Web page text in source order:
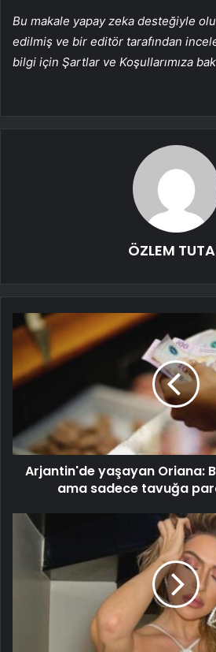
Bu makale yapay zeka desteğiyle
edilmiş ve bir editör tarafından
bilgi için Şartlar ve Koşullarımıza
ÖZLEM
Arjantin'de yaşayan Oriana:
ama sadece tavuğa